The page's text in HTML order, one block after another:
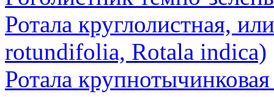
Ротала круглолистная,
rotundifolia, Rotala indica)
Ротала